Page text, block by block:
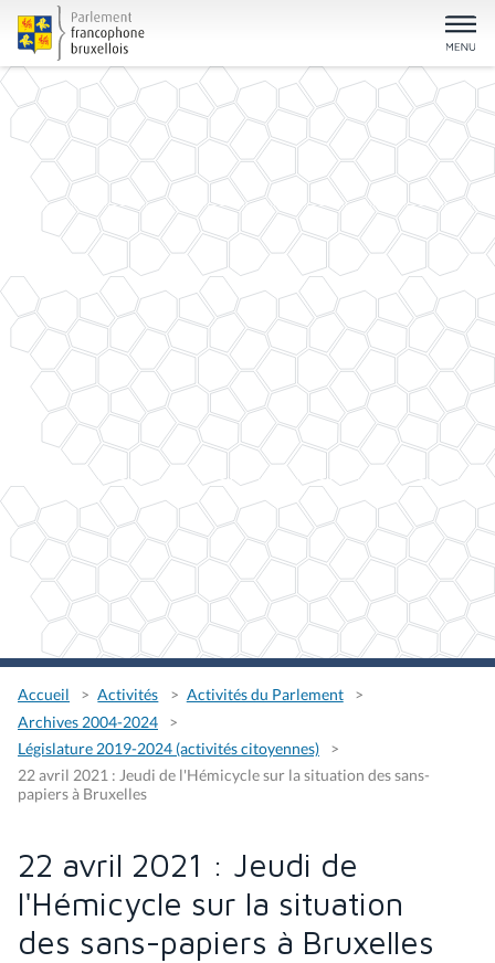
Accueil Activités
Activités du Parlement
Archives 2004-2024
Législature 2019-2024 (activités citoyennes)
22 avril 2021 : Jeudi de l'Hémicycle sur la situation des sans-
papiers à Bruxelles
22 avril 2021 : Jeudi de
l'Hémicycle sur la situation
des sans-papiers à Bruxelles